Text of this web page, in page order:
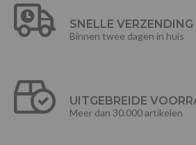
SNELLE VERZENDING
Binnen twee dagen in huis
UITGEBREIDE
Meer dan 30.000 artikelen